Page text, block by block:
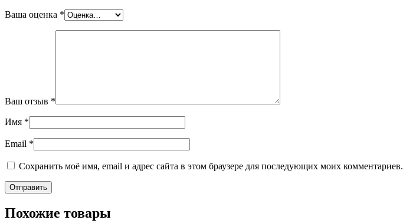
Ваша оценка *
Ваш отзыв *
Имя *
Email *
Сохранить моё имя, email и адрес сайта в этом браузере для последующих моих комментариев.
Похожие товары